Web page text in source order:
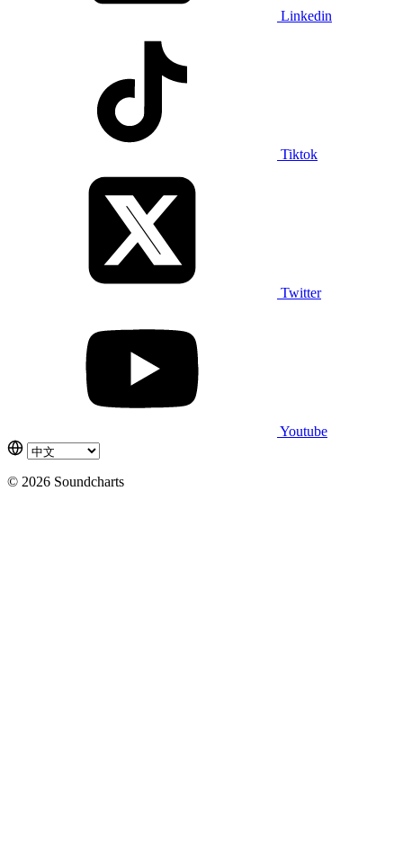
Linkedin
Tiktok
Twitter
Youtube
© 2026 Soundcharts